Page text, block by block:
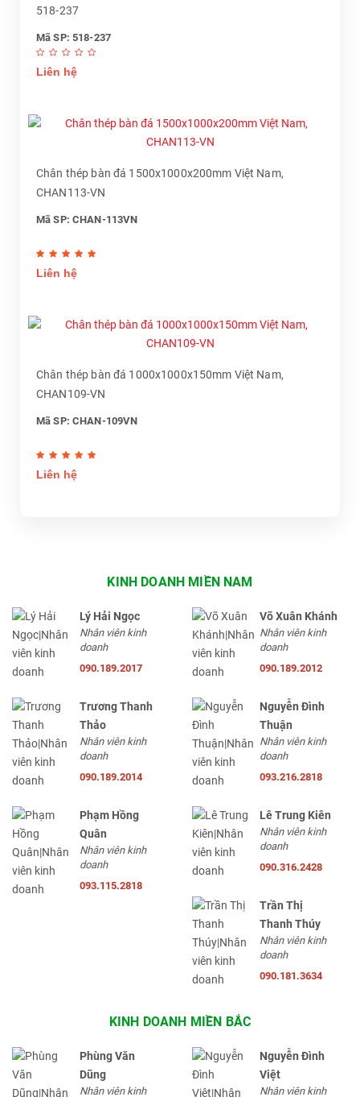
518-237
Mã SP: 518-237
Liên hệ
Chân thép bàn đá 1500x1000x200mm Việt Nam,
CHAN113-VN
Mã SP: CHAN-113VN
Liên hệ
Chân thép bàn đá 1000x1000x150mm Việt Nam,
CHAN109-VN
Mã SP: CHAN-109VN
Liên hệ
KINH DOANH MIỀN NAM
Lý Hải Ngọc
Nhân viên kinh
doanh
090.189.2017
Võ Xuân Khánh
Nhân viên kinh
doanh
090.189.2012
Trương Thanh
Thảo
Nhân viên kinh
doanh
090.189.2014
Nguyễn Đình
Thuận
Nhân viên kinh
doanh
093.216.2818
Phạm Hồng
Quân
Nhân viên kinh
doanh
093.115.2818
Lê Trung Kiên
Nhân viên kinh
doanh
090.316.2428
Trần Thị
Thanh Thúy
Nhân viên kinh
doanh
090.181.3634
KINH DOANH MIỀN BẮC
Phùng Văn
Dũng
Nhân viên kinh
Nguyễn Đình
Việt
Nhân viên kinh